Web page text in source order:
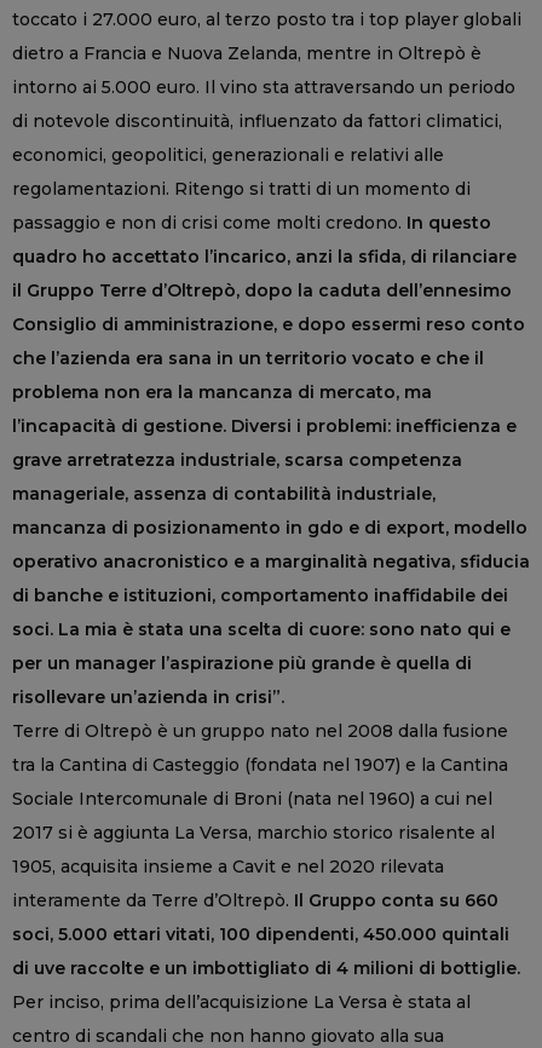
toccato i 27.000 euro, al terzo posto tra i top player globali
dietro a Francia e Nuova Zelanda, mentre in Oltrepò è
intorno ai 5.000 euro. Il vino sta attraversando un periodo
di notevole discontinuità, influenzato da fattori climatici,
economici, geopolitici, generazionali e relativi alle
regolamentazioni. Ritengo si tratti di un momento di
passaggio e non di crisi come molti credono. In questo
quadro ho accettato l’incarico, anzi la sfida, di rilanciare
il Gruppo Terre d’Oltrepò, dopo la caduta dell’ennesimo
Consiglio di amministrazione, e dopo essermi reso conto
che l’azienda era sana in un territorio vocato e che il
problema non era la mancanza di mercato, ma
l’incapacità di gestione. Diversi i problemi: inefficienza e
grave arretratezza industriale, scarsa competenza
manageriale, assenza di contabilità industriale,
mancanza di posizionamento in gdo e di export, modello
operativo anacronistico e a marginalità negativa, sfiducia
di banche e istituzioni, comportamento inaffidabile dei
soci. La mia è stata una scelta di cuore: sono nato qui e
per un manager l’aspirazione più grande è quella di
risollevare un’azienda in crisi”.
Terre di Oltrepò è un gruppo nato nel 2008 dalla fusione
tra la Cantina di Casteggio (fondata nel 1907) e la Cantina
Sociale Intercomunale di Broni (nata nel 1960) a cui nel
2017 si è aggiunta La Versa, marchio storico risalente al
1905, acquisita insieme a Cavit e nel 2020 rilevata
interamente da Terre d’Oltrepò. Il Gruppo conta su 660
soci, 5.000 ettari vitati, 100 dipendenti, 450.000 quintali
di uve raccolte e un imbottigliato di 4 milioni di bottiglie.
Per inciso, prima dell’acquisizione La Versa è stata al
centro di scandali che non hanno giovato alla sua